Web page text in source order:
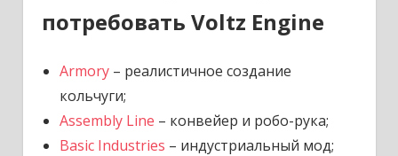
потребовать Voltz Engine
Armory– реалистичное создание
кольчуги;
Assembly Line – конвейер и робо-рука;
Basic Industries – индустриальный мод;